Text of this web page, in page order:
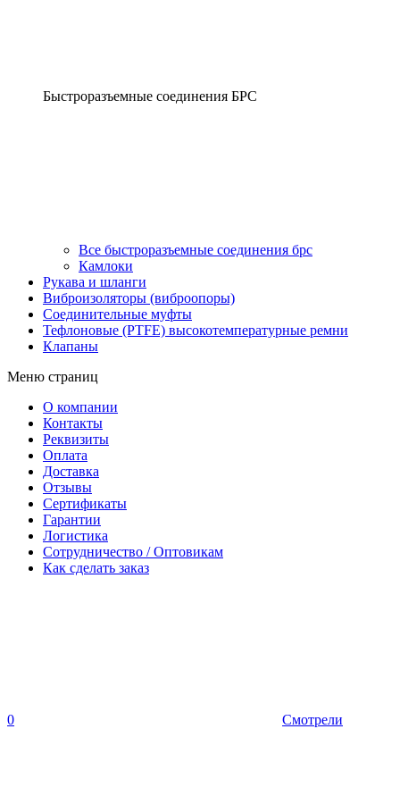
Быстроразъемные соединения БРС
Все быстроразъемные соединения брс
Камлоки
Рукава и шланги
Виброизоляторы (виброопоры)
Соединительные муфты
Тефлоновые (PTFE) высокотемпературные ремни
Клапаны
Меню страниц
О компании
Контакты
Реквизиты
Оплата
Доставка
Отзывы
Сертификаты
Гарантии
Логистика
Сотрудничество / Оптовикам
Как сделать заказ
0 Смотрели